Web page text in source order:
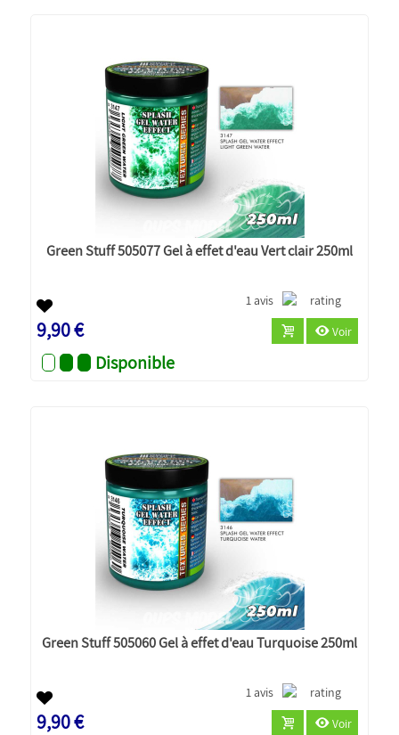
Green Stuff 505077 Gel à effet d'eau Vert clair 250ml
1 avis
9,90 € Voir
Disponible
Green Stuff 505060 Gel à effet d'eau Turquoise 250ml
1 avis
9,90 € Voir